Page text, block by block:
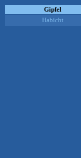
Gipfel
Habicht